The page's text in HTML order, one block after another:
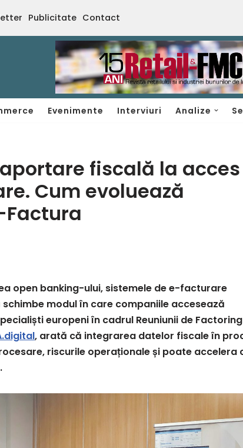
Publicitate Contact
Evenimente Interviuri Analize
fiscală la acces
Cum evoluează
open banking-ului, sistemele de e-facturare
modul în care companiile accesează
europeni în cadrul Reuniunii de Factoring
, arată că integrarea datelor fiscale în
riscurile operaționale și poate accelera